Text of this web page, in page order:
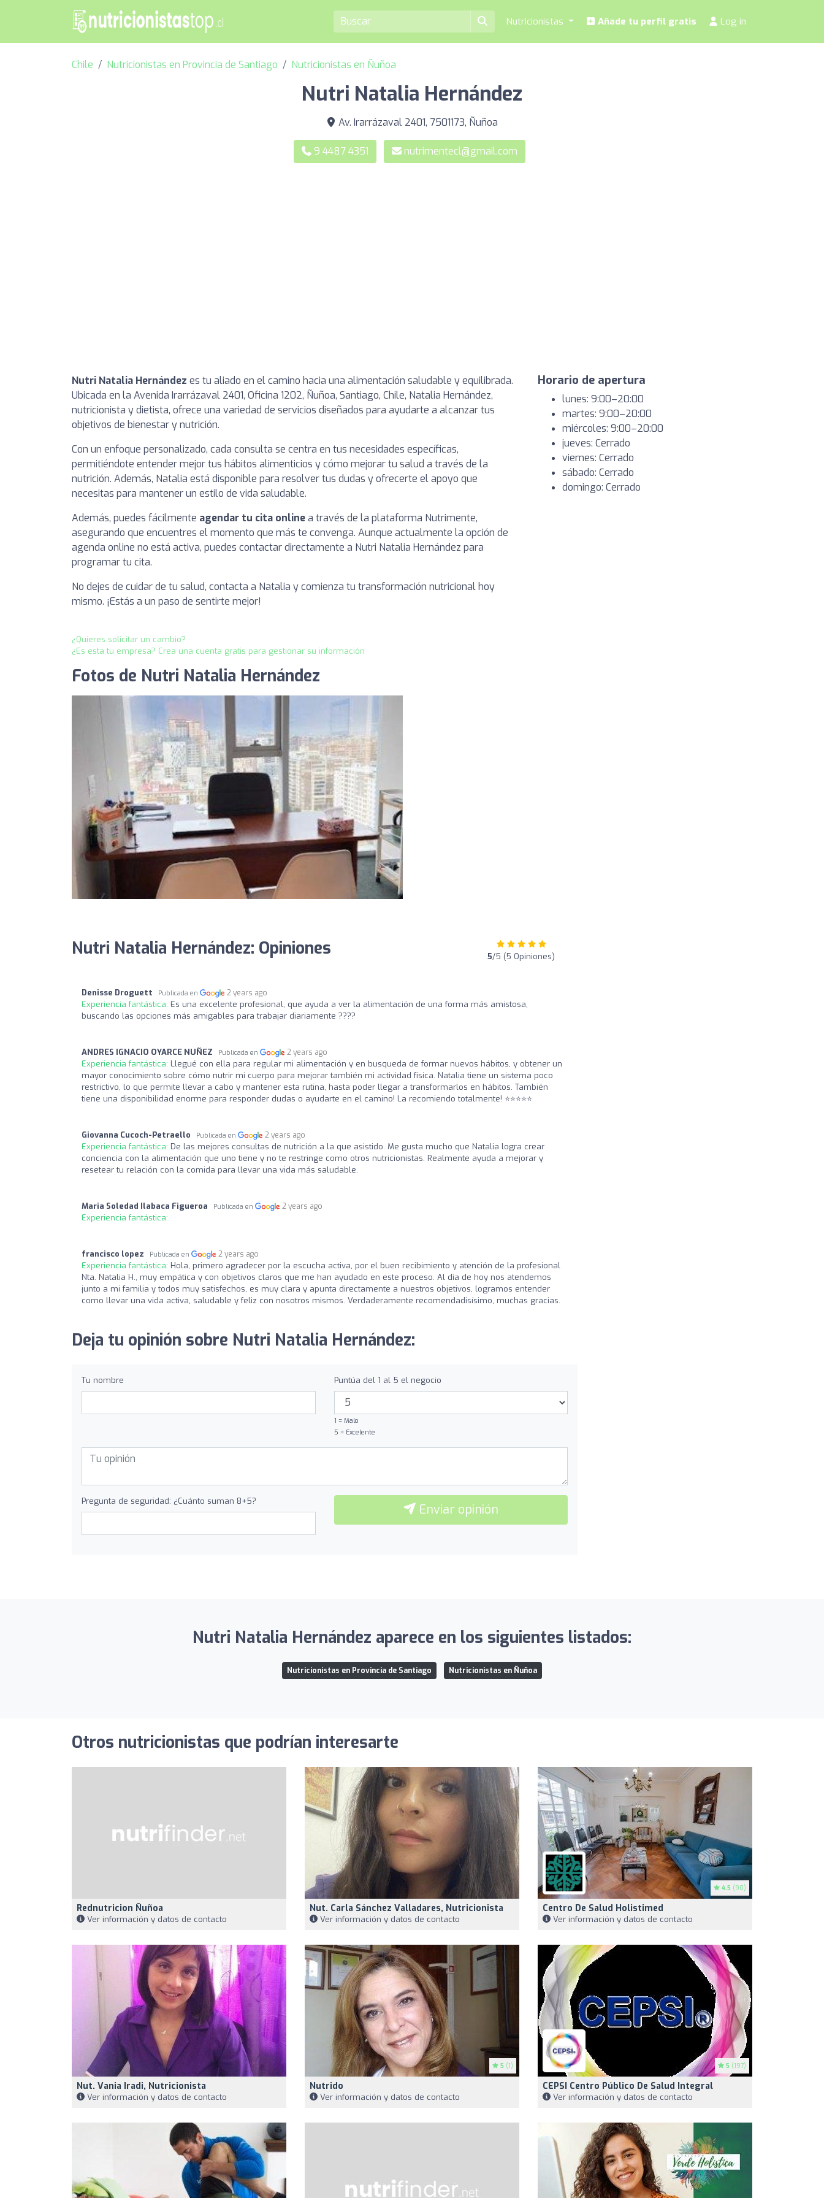
Nutricionistas Añade tu perfil gratis Log in
Chile Nutricionistas en Provincia de Santiago Nutricionistas en Ñuñoa
Nutri Natalia Hernández
Av. Irarrázaval 2401, 7501173, Ñuñoa
9 4487 4351 nutrimentecl@gmail.com
Nutri Natalia Hernández es tu aliado en el camino hacia una alimentación saludable y equilibrada.
Ubicada en la Avenida Irarrázaval 2401, Oficina 1202, Ñuñoa, Santiago, Chile, Natalia Hernández,
nutricionista y dietista, ofrece una variedad de servicios diseñados para ayudarte a alcanzar tus
objetivos de bienestar y nutrición.
Con un enfoque personalizado, cada consulta se centra en tus necesidades específicas,
permitiéndote entender mejor tus hábitos alimenticios y cómo mejorar tu salud a través de la
nutrición. Además, Natalia está disponible para resolver tus dudas y ofrecerte el apoyo que
necesitas para mantener un estilo de vida saludable.
Además, puedes fácilmente agendar tu cita onlinea través de la plataforma Nutrimente,
asegurando que encuentres el momento que más te convenga. Aunque actualmente la opción de
agenda online no está activa, puedes contactar directamente a Nutri Natalia Hernández para
programar tu cita.
No dejes de cuidar de tu salud, contacta a Natalia y comienza tu transformación nutricional hoy
mismo. ¡Estás a un paso de sentirte mejor!
Horario de apertura
lunes: 9:00–20:00
martes: 9:00–20:00
miércoles: 9:00–20:00
jueves: Cerrado
viernes: Cerrado
sábado: Cerrado
domingo: Cerrado
¿Quieres solicitar un cambio?
¿Es esta tu empresa? Crea una cuenta gratis para gestionar su información
Fotos de Nutri Natalia Hernández
Nutri Natalia Hernández: Opiniones 5/5 (5 Opiniones)
Denisse Droguett Publicada en 2 years ago
Experiencia fantástica: Es una excelente profesional, que ayuda a ver la alimentación de una forma más amistosa,
buscando las opciones más amigables para trabajar diariamente ????
ANDRES IGNACIO OYARCE NUÑEZ Publicada en 2 years ago
Experiencia fantástica: Llegué con ella para regular mi alimentación y en busqueda de formar nuevos hábitos, y obtener un
mayor conocimiento sobre cómo nutrir mi cuerpo para mejorar también mi actividad física. Natalia tiene un sistema poco
restrictivo, lo que permite llevar a cabo y mantener esta rutina, hasta poder llegar a transformarlos en hábitos. También
tiene una disponibilidad enorme para responder dudas o ayudarte en el camino! La recomiendo totalmente! ⭐️⭐️⭐️⭐️⭐️
Giovanna Cucoch-Petraello Publicada en 2 years ago
Experiencia fantástica: De las mejores consultas de nutrición a la que asistido. Me gusta mucho que Natalia logra crear
conciencia con la alimentación que uno tiene y no te restringe como otros nutricionistas. Realmente ayuda a mejorar y
resetear tu relación con la comida para llevar una vida más saludable.
Maria Soledad Ilabaca Figueroa Publicada en 2 years ago
Experiencia fantástica:
francisco lopez Publicada en 2 years ago
Experiencia fantástica: Hola, primero agradecer por la escucha activa, por el buen recibimiento y atención de la profesional
Nta. Natalia H., muy empática y con objetivos claros que me han ayudado en este proceso. Al día de hoy nos atendemos
junto a mi familia y todos muy satisfechos, es muy clara y apunta directamente a nuestros objetivos, logramos entender
como llevar una vida activa, saludable y feliz con nosotros mismos. Verdaderamente recomendadisísimo, muchas gracias.
Deja tu opinión sobre Nutri Natalia Hernández:
Tu nombre Puntúa del 1 al 5 el negocio
1 = Malo
5 = Excelente
Pregunta de seguridad: ¿Cuánto suman 8+5?
Enviar opinión
Nutri Natalia Hernández aparece en los siguientes listados:
Nutricionistas en Provincia de Santiago Nutricionistas en Ñuñoa
Otros nutricionistas que podrían interesarte
Rednutricion Ñuñoa
Ver información y datos de contacto
Nut. Carla Sánchez Valladares, Nutricionista
Ver información y datos de contacto
4.5 (90)
Centro De Salud Holistimed
Ver información y datos de contacto
Nut. Vania Iradi, Nutricionista
Ver información y datos de contacto
5 (1)
Nutrido
Ver información y datos de contacto
5 (197)
CEPSI Centro Público De Salud Integral
Ver información y datos de contacto